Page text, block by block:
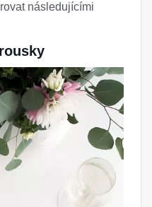
následujícími